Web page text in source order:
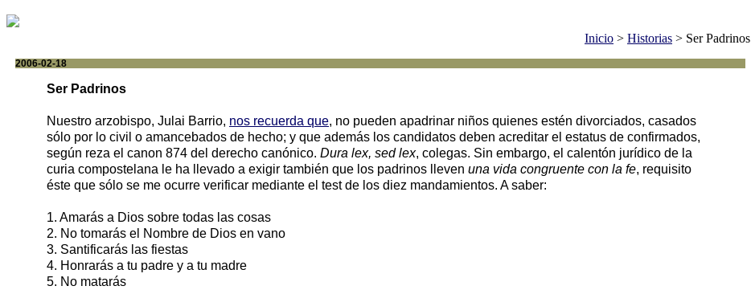
Inicio > Historias > Ser Padrinos
2006-02-18
Ser Padrinos
Nuestro arzobispo, Julai Barrio, nos recuerda que, no pueden apadrinar niños quienes estén divorciados, casados
sólo por lo civil o amancebados de hecho; y que además los candidatos deben acreditar el estatus de confirmados,
según reza el canon 874 del derecho canónico. Dura lex, sed lex, colegas. Sin embargo, el calentón jurídico de la
curia compostelana le ha llevado a exigir también que los padrinos lleven una vida congruente con la fe, requisito
éste que sólo se me ocurre verificar mediante el test de los diez mandamientos. A saber:
1. Amarás a Dios sobre todas las cosas
2. No tomarás el Nombre de Dios en vano
3. Santificarás las fiestas
4. Honrarás a tu padre y a tu madre
5. No matarás